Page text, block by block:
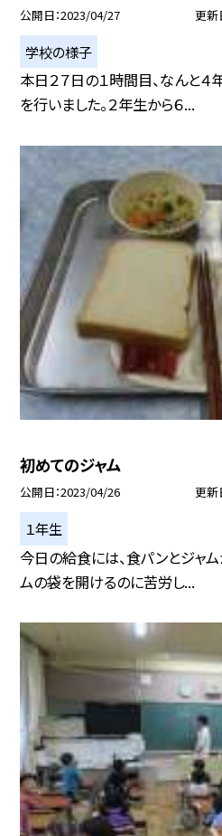
公開日 2023/04/27 更新
学校の様子
本日２７日の１時間目、なんと
を行いました。２年生から６...
初めてのジャム
公開日 2023/04/26 更新
１年生
今日の給食には、食パンとジャム
ムの袋を開けるのに苦労し...